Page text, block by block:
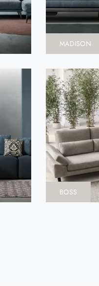
MADISON
BOSS